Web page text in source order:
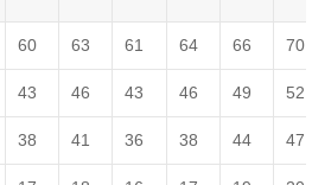
60 63 61 64 66 70
43 46 43 46 49 52
38 41 36 38 44 47